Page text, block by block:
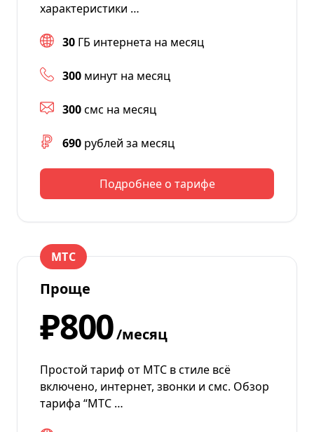
характеристики …
30 ГБ интернета на месяц
300 минут на месяц
300смс на месяц
690 рублей за месяц
Подробнее о тарифе
МТС
Проще
₽800/месяц
Простой тариф от МТС в стиле всё
включено, интернет, звонки и смс. Обзор
тарифа “МТС …